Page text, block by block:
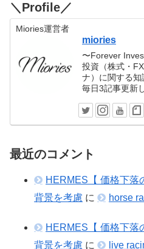
＼Profile／
Miories運営者
miories
〜Forever
投資（株式・
ナ）に関する知
毎日3記事更新
最近のコメント
HERMES【 価格下落
背景を考慮 に horse
HERMES【 価格下落
背景を考慮 に live